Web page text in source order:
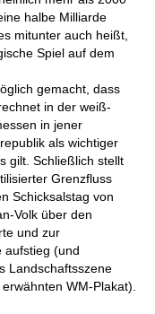
halbe Milliarde
mitunter auch heißt,
Spiel auf dem
gemacht, dass
in der weiß-
in jener
als wichtiger
gilt. Schließlich stellt
Grenzfluss
Schicksalstag von
Volk über den
und zur
aufstieg (und
Landschaftsszene
WM-Plakat).